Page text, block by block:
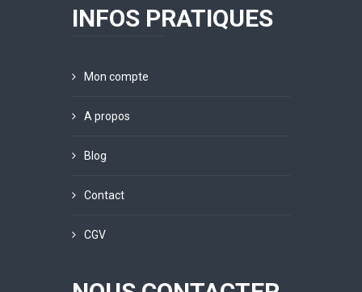
INFOS PRATIQUES
Mon compte
A propos
Blog
Contact
CGV